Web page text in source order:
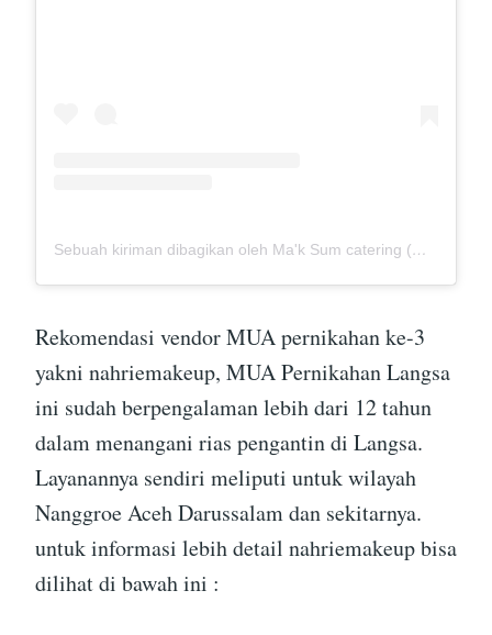
Sebuah kiriman dibagikan oleh Ma'k Sum catering (@mak_sumcatering)
Rekomendasi vendor MUA pernikahan ke-3
yakni nahriemakeup, MUA Pernikahan Langsa
ini sudah berpengalaman lebih dari 12 tahun
dalam menangani rias pengantin di Langsa.
Layanannya sendiri meliputi untuk wilayah
Nanggroe Aceh Darussalam dan sekitarnya.
untuk informasi lebih detail nahriemakeup bisa
dilihat di bawah ini :